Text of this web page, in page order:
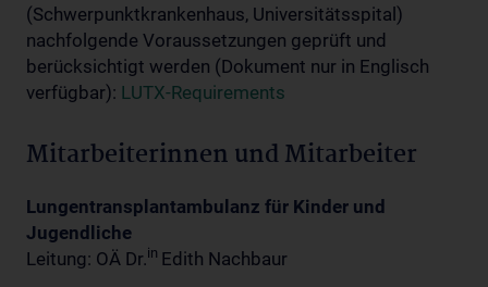
(Schwerpunktkrankenhaus, Universitätsspital)
nachfolgende Voraussetzungen geprüft und
berücksichtigt werden (Dokument nur in Englisch
verfügbar): LUTX-Requirements
Mitarbeiterinnen und Mitarbeiter
Lungentransplantambulanz für Kinder und
Jugendliche
Leitung: OÄ Dr.in Edith Nachbaur